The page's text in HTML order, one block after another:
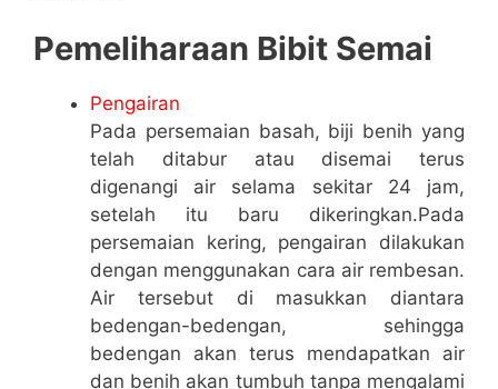
Pemeliharaan Bibit Semai
Pengairan
Pada persemaian basah, biji benih yang
telah ditabur atau disemai terus
digenangi air selama sekitar 24 jam,
setelah itu baru dikeringkan.Pada
persemaian kering, pengairan dilakukan
dengan menggunakan cara air rembesan.
Air tersebut di masukkan diantara
bedengan-bedengan, sehingga
bedengan akan terus mendapatkan air
dan benih akan tumbuh tanpa mengalami